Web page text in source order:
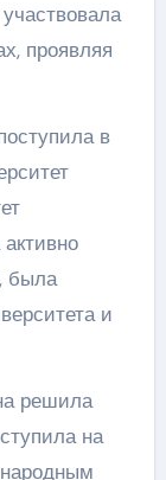
проявляя
в
была
и
решила
на